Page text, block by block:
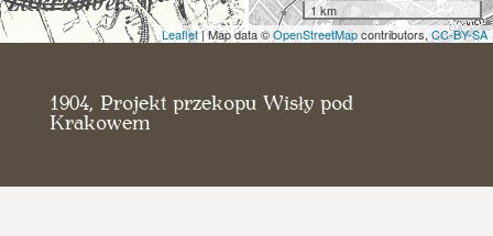
1 km
Leaflet| Map data ©OpenStreetMapcontributors, CC-BY-SA
1904, Projekt przekopu Wisły pod
Krakowem